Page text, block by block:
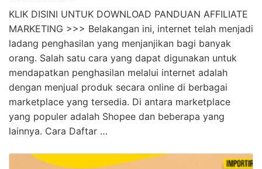
KLIK DISINI UNTUK DOWNLOAD PANDUAN AFFILIATE
MARKETING >>> Belakangan ini, internet telah menjadi
ladang penghasilan yang menjanjikan bagi banyak
orang. Salah satu cara yang dapat digunakan untuk
mendapatkan penghasilan melalui internet adalah
dengan menjual produk secara online di berbagai
marketplace yang tersedia. Di antara marketplace
yang populer adalah Shopee dan beberapa yang
lainnya. Cara Daftar …